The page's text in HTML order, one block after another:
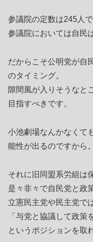
参議院の定数は245人で
参議院においては自民
だからこそ公明党が自
のタイミング。
隙間風が入りそうなと
目指すべきです。
小池劇場なんかなくて
能性が出るのですから。
それに旧同盟系労組は
是々非々で自民党と政
立憲民主党や民主党で
「与党と協議して政策
というポジションを取